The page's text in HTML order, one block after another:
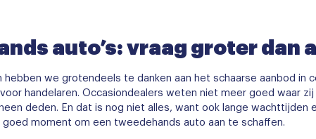
auto’s: vraag groter dan
we grotendeels te danken aan het schaarse aanbod
handelaren. Occasiondealers weten niet meer goed waar
deden. En dat is nog niet alles, want ook lange
moment om een tweedehands auto aan te schaffen.